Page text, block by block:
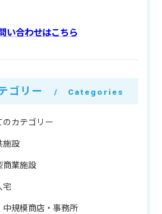
い合わせはこちら
ゴリー Categories
のカテゴリー
施設
商業施設
宅
中規模商店・事務所